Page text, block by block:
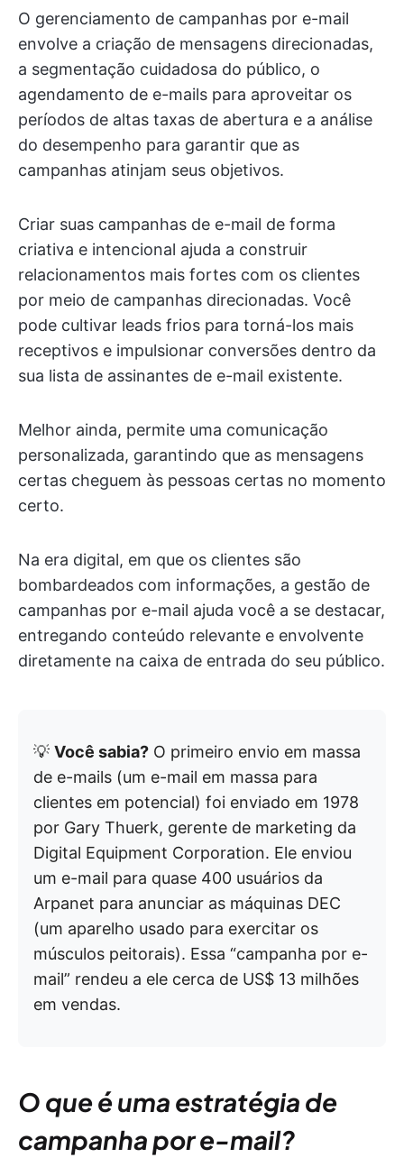
O gerenciamento de campanhas por e-mail
envolve a criação de mensagens direcionadas,
a segmentação cuidadosa do público, o
agendamento de e-mails para aproveitar os
períodos de altas taxas de abertura e a análise
do desempenho para garantir que as
campanhas atinjam seus objetivos.
Criar suas campanhas de e-mail de forma
criativa e intencional ajuda a construir
relacionamentos mais fortes com os clientes
por meio de campanhas direcionadas. Você
pode cultivar leads frios para torná-los mais
receptivos e impulsionar conversões dentro da
sua lista de assinantes de e-mail existente.
Melhor ainda, permite uma comunicação
personalizada, garantindo que as mensagens
certas cheguem às pessoas certas no momento
certo.
Na era digital, em que os clientes são
bombardeados com informações, a gestão de
campanhas por e-mail ajuda você a se destacar,
entregando conteúdo relevante e envolvente
diretamente na caixa de entrada do seu público.
💡 Você sabia? O primeiro envio em massa
de e-mails (um e-mail em massa para
clientes em potencial) foi enviado em 1978
por Gary Thuerk, gerente de marketing da
Digital Equipment Corporation. Ele enviou
um e-mail para quase 400 usuários da
Arpanet para anunciar as máquinas DEC
(um aparelho usado para exercitar os
músculos peitorais). Essa “campanha por e-
mail” rendeu a ele cerca de US$ 13 milhões
em vendas.
O que é uma estratégia de
campanha por e-mail?